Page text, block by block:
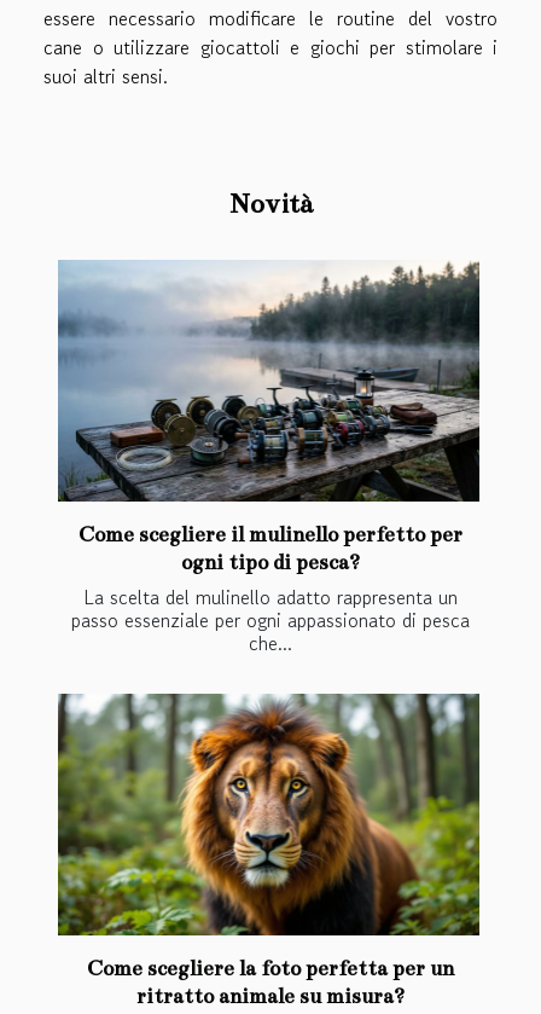
essere necessario modificare le routine del vostro
cane o utilizzare giocattoli e giochi per stimolare i
suoi altri sensi.
Novità
Come scegliere il mulinello perfetto per
ogni tipo di pesca?
La scelta del mulinello adatto rappresenta un
passo essenziale per ogni appassionato di pesca
che...
Come scegliere la foto perfetta per un
ritratto animale su misura?